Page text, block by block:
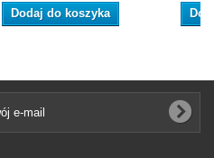
Dodaj do koszyka